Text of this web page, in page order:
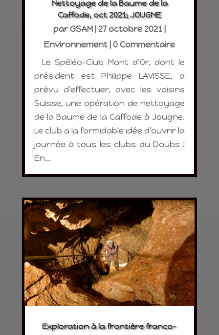
Nettoyage de la Baume de la
Caffode, oct 2021; JOUGNE
parGSAM| 27 octobre 2021|
Environnement| 0 Commentaire
Le Spéléo-Club Mont d'Or, dont le
président est Philippe LAVISSE, a
prévu d’effectuer, avec les voisins
Suisse, une opération de nettoyage
de la Baume de la Caffode à Jougne.
Le club a la formidable idée d’ouvrir la
journée à tous les clubs du Doubs !
En...
Exploration à la frontière franco-